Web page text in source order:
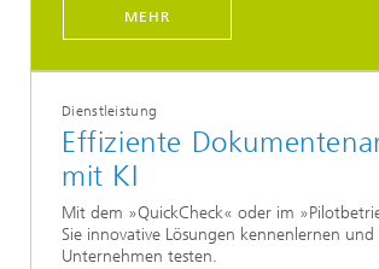
MEHR
Dienstleistung
Effiziente
mit KI
Mit dem »QuickCheck« oder im
Sie innovative Lösungen kennenlernen und
Unternehmen testen.